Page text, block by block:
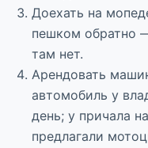
Доехать на
пешком обратно
там нет.
Арендовать
автомобиль у
день; у причала
предлагали